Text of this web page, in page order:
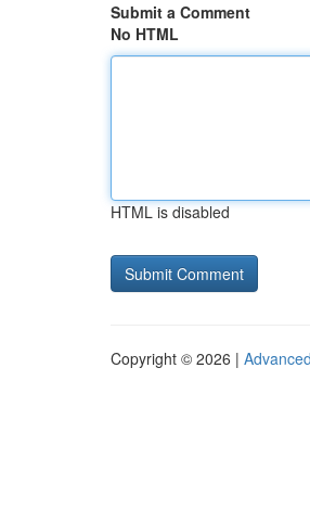
Submit a Comment
No HTML
HTML is disabled
Copyright © 2026 |